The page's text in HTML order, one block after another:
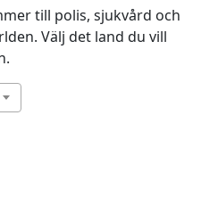
till polis, sjukvård och
Välj det land du vill